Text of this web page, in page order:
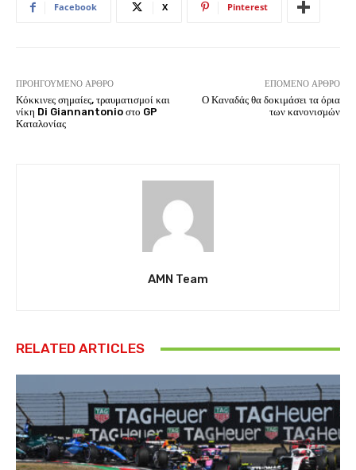
Facebook X Pinterest
ΠΡΟΗΓΟΎΜΕΝΟ ΆΡΘΡΟ
Κόκκινες σημαίες, τραυματισμοί και
νίκη Di Giannantonio στο GP
Καταλονίας
ΕΠΌΜΕΝΟ ΆΡΘΡΟ
Ο Καναδάς θα δοκιμάσει τα όρια
των κανονισμών
AMN Team
RELATED ARTICLES